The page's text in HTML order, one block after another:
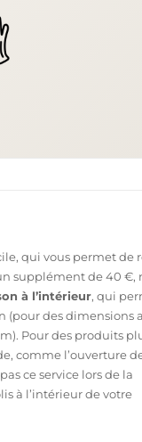
qui vous permet de
supplément de 40 €,
à l’intérieur, qui
(pour des dimensions
Pour des produits
comme l’ouverture
ce service lors de la
à l’intérieur de votre